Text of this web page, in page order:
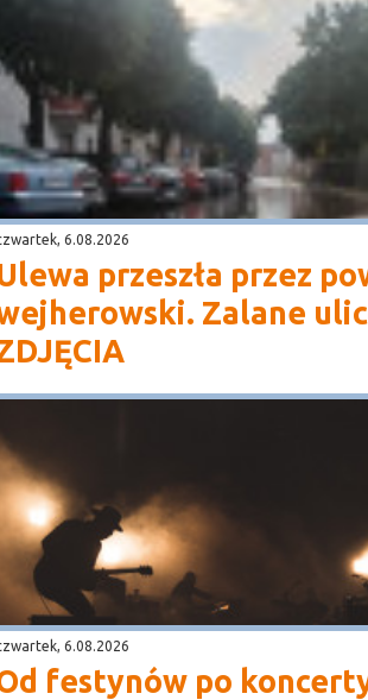
6.08.2026
przeszła przez
Zalane
6.08.2026
festynów po